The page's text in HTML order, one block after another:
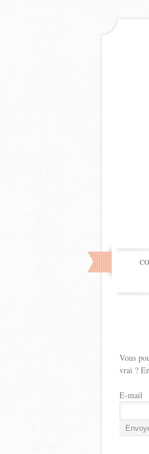
Vous
vrai ?
E-mail